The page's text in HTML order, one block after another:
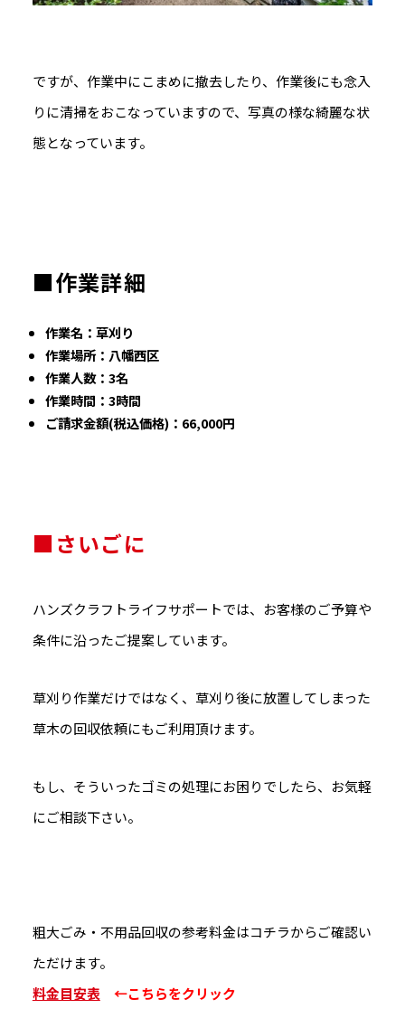
ですが、作業中にこまめに撤去したり、作業後にも念入
りに清掃をおこなっていますので、写真の様な綺麗な状
態となっています。
■作業詳細
作業名：草刈り
作業場所：八幡西区
作業人数：3名
作業時間：3時間
ご請求金額(税込価格)：66,000円
■さいごに
ハンズクラフトライフサポートでは、お客様のご予算や
条件に沿ったご提案しています。
草刈り作業だけではなく、草刈り後に放置してしまった
草木の回収依頼にもご利用頂けます。
もし、そういったゴミの処理にお困りでしたら、お気軽
にご相談下さい。
粗大ごみ・不用品回収の参考料金はコチラからご確認い
ただけます。
料金目安表
←こちらをクリック